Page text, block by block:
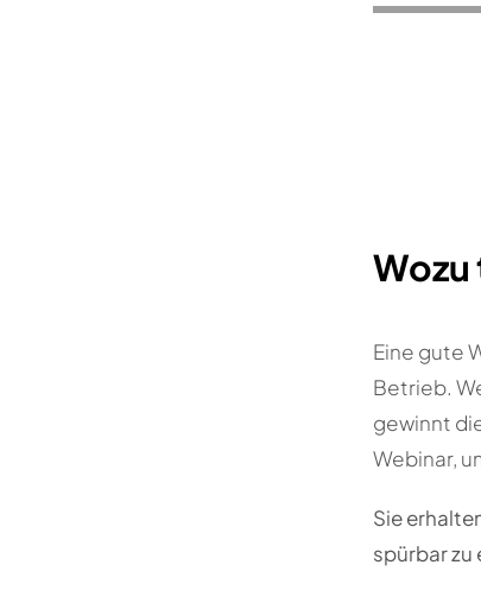
Eine gute
Betrieb.
gewinnt
Webinar,
Sie
spürbar zu